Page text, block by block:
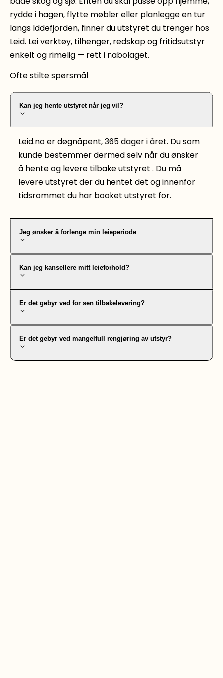
rydde i hagen, flytte møbler eller planlegge en tur
langs Iddefjorden, finner du utstyret du trenger hos
Leid. Lei verktøy, tilhenger, redskap og fritidsutstyr
enkelt og rimelig — rett i nabolaget.
Ofte stilte spørsmål
Kan jeg hente utstyret når jeg vil?
Leid.no er døgnåpent, 365 dager i året. Du som
kunde bestemmer dermed selv når du ønsker
å hente og levere tilbake utstyret . Du må
levere utstyret der du hentet det og innenfor
tidsrommet du har booket utstyret for.
Jeg ønsker å forlenge min leieperiode
Kan jeg kansellere mitt leieforhold?
Er det gebyr ved for sen tilbakelevering?
Er det gebyr ved mangelfull rengjøring av utstyr?